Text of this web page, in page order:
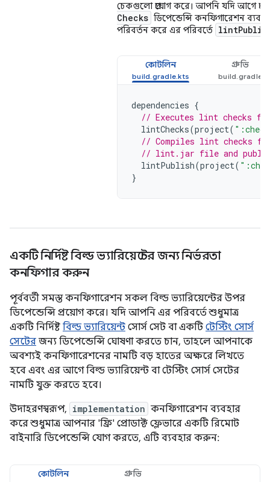
চেকগুলো প্রয়োগ করে। আপনি যদি আগে
Checks ডিপেন্ডেন্সি কনফিগারেশন
পরিবর্তন করে এর পরিবর্তে lint
কোটলিন গ্রুভি
dependencies {
// Executes lint checks
lintChecks(project(
// Compiles lint checks
// lint.jar file and
lintPublish(project(
}
একটি নির্দিষ্ট বিল্ড ভ্যারিয়েন্টের জন্য নির্ভরতা
কনফিগার করুন
পূর্ববর্তী সমস্ত কনফিগারেশন সকল বিল্ড ভ্যারিয়েন্টের উপর
ডিপেন্ডেন্সি প্রয়োগ করে। যদি আপনি এর পরিবর্তে শুধুমাত্র
একটি নির্দিষ্ট বিল্ড ভ্যারিয়েন্ট সোর্স সেট বা একটি টেস্টিং সোর্স
সেটের জন্য ডিপেন্ডেন্সি ঘোষণা করতে চান, তাহলে আপনাকে
অবশ্যই কনফিগারেশনের নামটি বড় হাতের অক্ষরে লিখতে
হবে এবং এর আগে বিল্ড ভ্যারিয়েন্ট বা টেস্টিং সোর্স সেটের
নামটি যুক্ত করতে হবে।
উদাহরণস্বরূপ, implementation কনফিগারেশন ব্যবহার
করে শুধুমাত্র আপনার 'ফ্রি' প্রোডাক্ট ফ্লেভারে একটি রিমোট
বাইনারি ডিপেন্ডেন্সি যোগ করতে, এটি ব্যবহার করুন:
কোটলিন গ্রুভি